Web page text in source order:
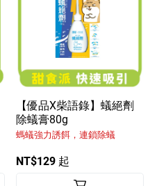
【優品X柴語錄】蟻絕劑
除蟻膏80g
螞蟻強力誘餌，連鎖除蟻
NT$129 起